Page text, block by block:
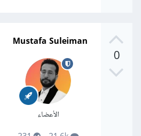
0
Mustafa Suleiman
الأعضاء